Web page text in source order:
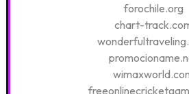
forochile.org
chart-